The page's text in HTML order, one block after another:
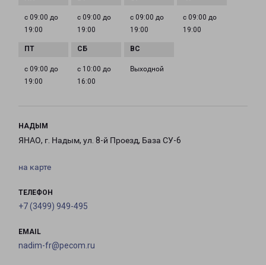
с 09:00 до
19:00
с 09:00 до
19:00
с 09:00 до
19:00
с 09:00 до
19:00
с 09:00 до
19:00
с 10:00 до
16:00
Выходной
НАДЫМ
ЯНАО, г. Надым, ул. 8-й Проезд, База СУ-6
на карте
ТЕЛЕФОН
+7 (3499) 949-495
EMAIL
nadim-fr@pecom.ru